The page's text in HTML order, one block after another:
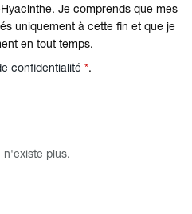
Je comprends que mes
uniquement à cette fin et que je
en tout temps.
confidentialité *.
n'existe plus.